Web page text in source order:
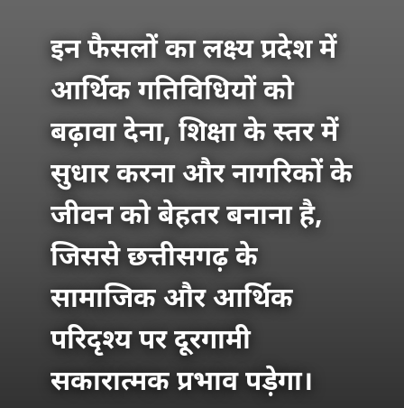
इन फैसलों का लक्ष्य प्रदेश में
आर्थिक गतिविधियों को
बढ़ावा देना, शिक्षा के स्तर में
सुधार करना और नागरिकों के
जीवन को बेहतर बनाना है,
जिससे छत्तीसगढ़ के
सामाजिक और आर्थिक
परिदृश्य पर दूरगामी
सकारात्मक प्रभाव पड़ेगा।